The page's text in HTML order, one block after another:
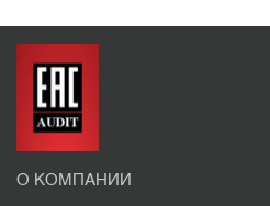
О КОМПАНИИ